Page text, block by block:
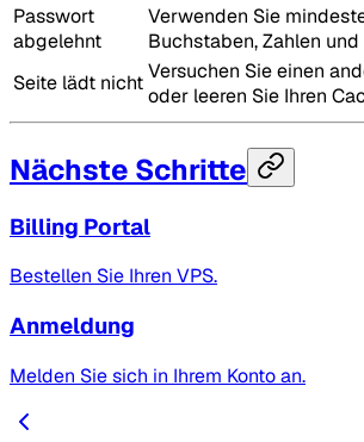
Passwort
abgelehnt
Verwenden Sie
Buchstaben, Zahlen
Seite lädt nichtVersuchen Sie einen
oder leeren Sie Ihren
Nächste Schritte
Billing Portal
Bestellen Sie Ihren VPS.
Anmeldung
Melden Sie sich in Ihrem Konto an.